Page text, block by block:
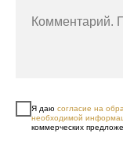
Комментарий.
Я даю согласие на
необходимой
коммерческих